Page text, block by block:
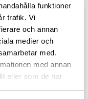
funktioner
trafik. Vi
och annan
medier och
med.
med annan
eller som de har